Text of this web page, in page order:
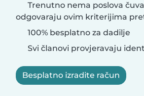
Trenutno nema poslova
odgovaraju ovim kriterijima
100% besplatno za dadilje
Svi članovi provjeravaju
Besplatno izradite račun